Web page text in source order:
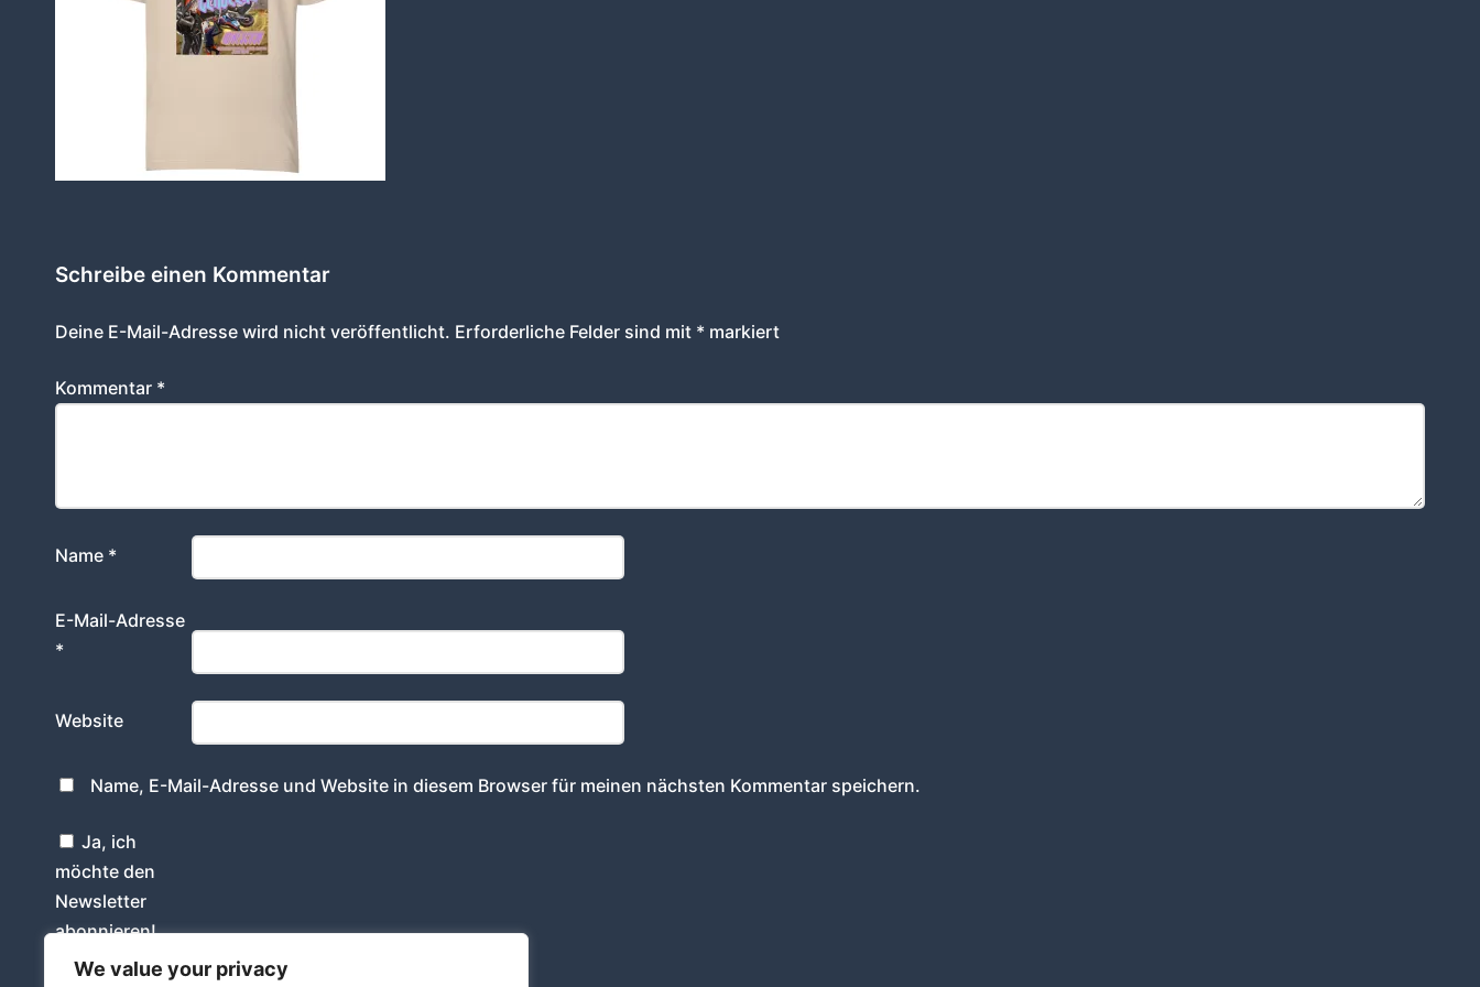
We value your privacy
Schreibe einen Kommentar
Deine E-Mail-Adresse wird nicht veröffentlicht. Erforderliche Felder sind mit * markiert
Kommentar *
Name *
E-Mail-Adresse
*
Website
Name, E-Mail-Adresse und Website in diesem Browser für meinen nächsten Kommentar speichern.
Ja, ich
möchte den
Newsletter
abonnieren!